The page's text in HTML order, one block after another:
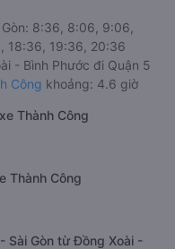
8:36, 8:06, 9:06,
18:36, 19:36, 20:36
- Bình Phước đi Quận 5
Công khoảng: 4.6 giờ
Thành Công
Thành Công
Sài Gòn từ Đồng Xoài -